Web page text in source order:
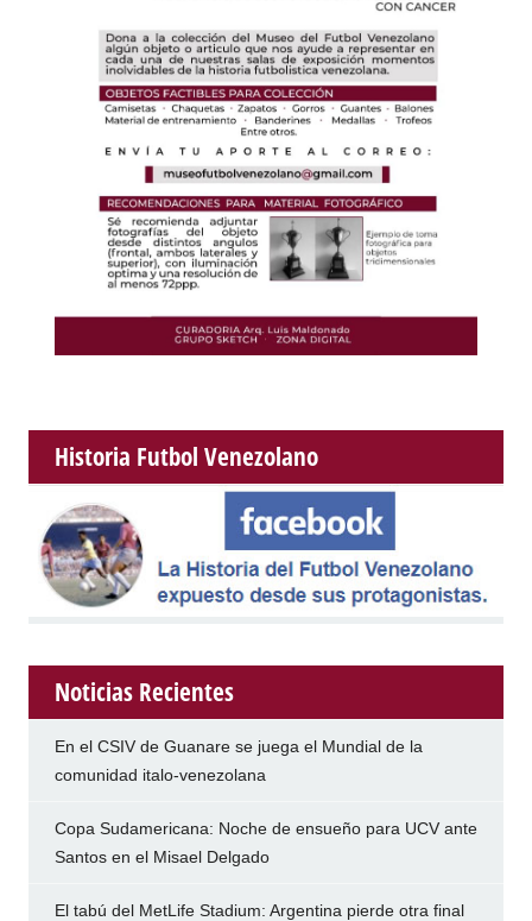
Historia Futbol Venezolano
Noticias Recientes
En el CSIV de Guanare se juega el Mundial de la
comunidad italo-venezolana
Copa Sudamericana: Noche de ensueño para UCV ante
Santos en el Misael Delgado
El tabú del MetLife Stadium: Argentina pierde otra final